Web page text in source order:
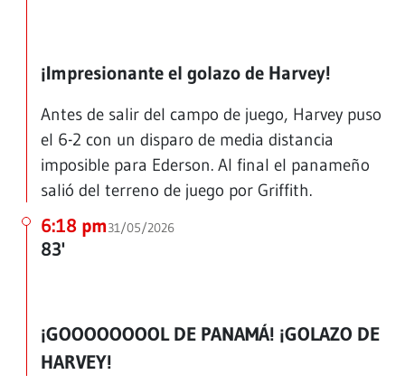
¡Impresionante el golazo de Harvey!
Antes de salir del campo de juego, Harvey puso
el 6-2 con un disparo de media distancia
imposible para Ederson. Al final el panameño
salió del terreno de juego por Griffith.
6:18 pm31/05/2026
83'
¡GOOOOOOOOL DE PANAMÁ! ¡GOLAZO DE
HARVEY!